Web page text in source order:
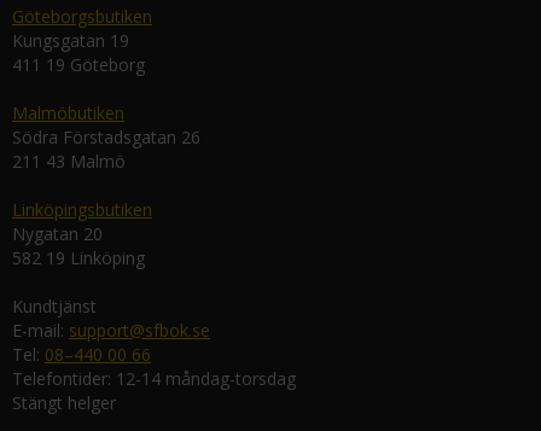
Göteborgsbutiken
Kungsgatan 19
411 19 Göteborg
Malmöbutiken
Södra Förstadsgatan 26
211 43 Malmö
Linköpingsbutiken
Nygatan 20
582 19 Linköping
Kundtjänst
E-mail: support@sfbok.se
Tel: 08–440 00 66
Telefontider: 12-14 måndag-torsdag
Stängt helger